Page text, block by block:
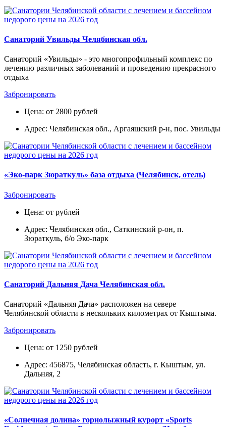
Санаторий Увильды Челябинская обл.
Санаторий «Увильды» - это многопрофильный комплекс по
лечению различных заболеваний и проведению прекрасного
отдыха
Забронировать
Цена: от 2800 рублей
Адрес: Челябинская обл., Аргаяшский р-н, пос. Увильды
«Эко-парк Зюраткуль» база отдыха (Челябинск, отель)
Забронировать
Цена: от рублей
Адрес: Челябинская обл., Саткинский р-он, п.
Зюраткуль, б/о Эко-парк
Санаторий Дальняя Дача Челябинская обл.
Санаторий «Дальняя Дача» расположен на севере
Челябинской области в нескольких километрах от Кыштыма.
Забронировать
Цена: от 1250 рублей
Адрес: 456875, Челябинская область, г. Кыштым, ул.
Дальняя, 2
«Солнечная долина» горнолыжный курорт «Sports